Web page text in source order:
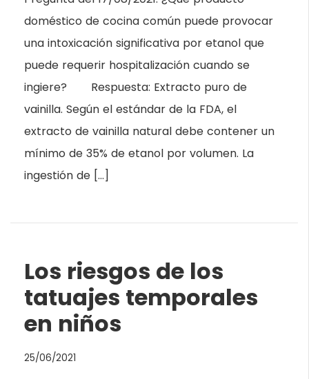
doméstico de cocina común puede provocar
una intoxicación significativa por etanol que
puede requerir hospitalización cuando se
ingiere? Respuesta: Extracto puro de
vainilla. Según el estándar de la FDA, el
extracto de vainilla natural debe contener un
mínimo de 35% de etanol por volumen. La
ingestión de […]
Los riesgos de los
tatuajes temporales
en niños
25/06/2021